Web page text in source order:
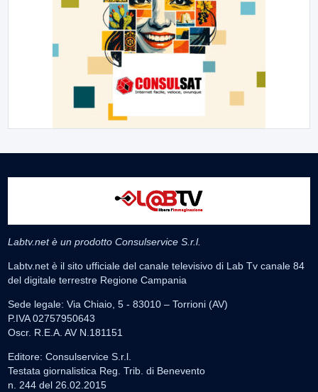
Labtv.net è un prodotto Consulservice S.r.l.
Labtv.net è il sito ufficiale del canale televisivo di Lab Tv canale 84
del digitale terrestre Regione Campania
Sede legale: Via Chiaio, 5 - 83010 – Torrioni (AV)
P.IVA 02757950643
Oscr. R.E.A. AV N.181151
Editore: Consulservice S.r.l.
Testata giornalistica Reg. Trib. di Benevento
n. 244 del 26.02.2015